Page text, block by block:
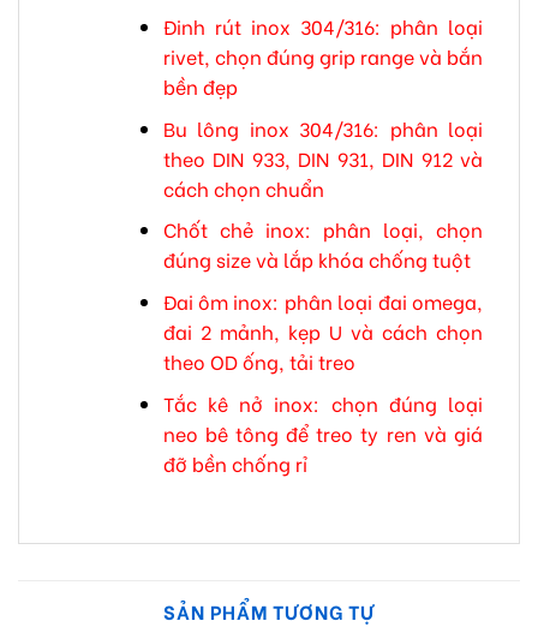
Đinh rút inox 304/316: phân loại
rivet, chọn đúng grip range và bắn
bền đẹp
Bu lông inox 304/316: phân loại
theo DIN 933, DIN 931, DIN 912 và
cách chọn chuẩn
Chốt chẻ inox: phân loại, chọn
đúng size và lắp khóa chống tuột
Đai ôm inox: phân loại đai omega,
đai 2 mảnh, kẹp U và cách chọn
theo OD ống, tải treo
Tắc kê nở inox: chọn đúng loại
neo bê tông để treo ty ren và giá
đỡ bền chống rỉ
SẢN PHẨM TƯƠNG TỰ